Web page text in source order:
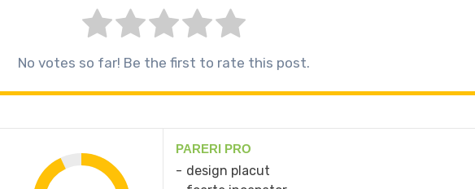
No votes so far! Be the first to rate this post.
PARERI PRO
design placut